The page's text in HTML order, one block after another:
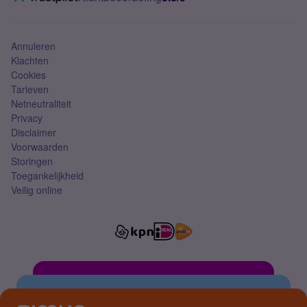
Mobiel abonnement
Annuleren
Klachten
Cookies
Tarieven
Netneutraliteit
Privacy
Disclaimer
Voorwaarden
Storingen
Toegankelijkheid
Veilig online